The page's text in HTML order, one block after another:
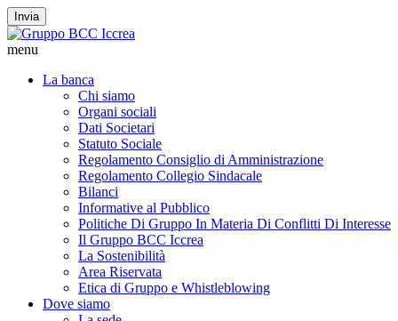
Invia
menu
La banca
Chi siamo
Organi sociali
Dati Societari
Statuto Sociale
Regolamento Consiglio di Amministrazione
Regolamento Collegio Sindacale
Bilanci
Informative al Pubblico
Politiche Di Gruppo In Materia Di Conflitti Di Interesse
Il Gruppo BCC Iccrea
La Sostenibilità
Area Riservata
Etica di Gruppo e Whistleblowing
Dove siamo